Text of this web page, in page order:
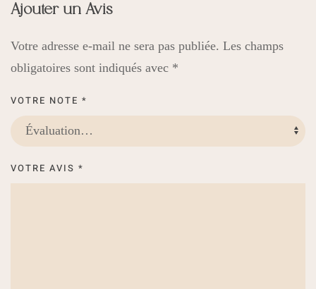
Ajouter un Avis
Votre adresse e-mail ne sera pas publiée. Les champs
obligatoires sont indiqués avec *
VOTRE NOTE *
VOTRE AVIS *